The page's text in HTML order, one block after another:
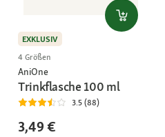
EXKLUSIV
4 Größen
AniOne
Trinkflasche 100 ml
3.5 (88)
3,49 €